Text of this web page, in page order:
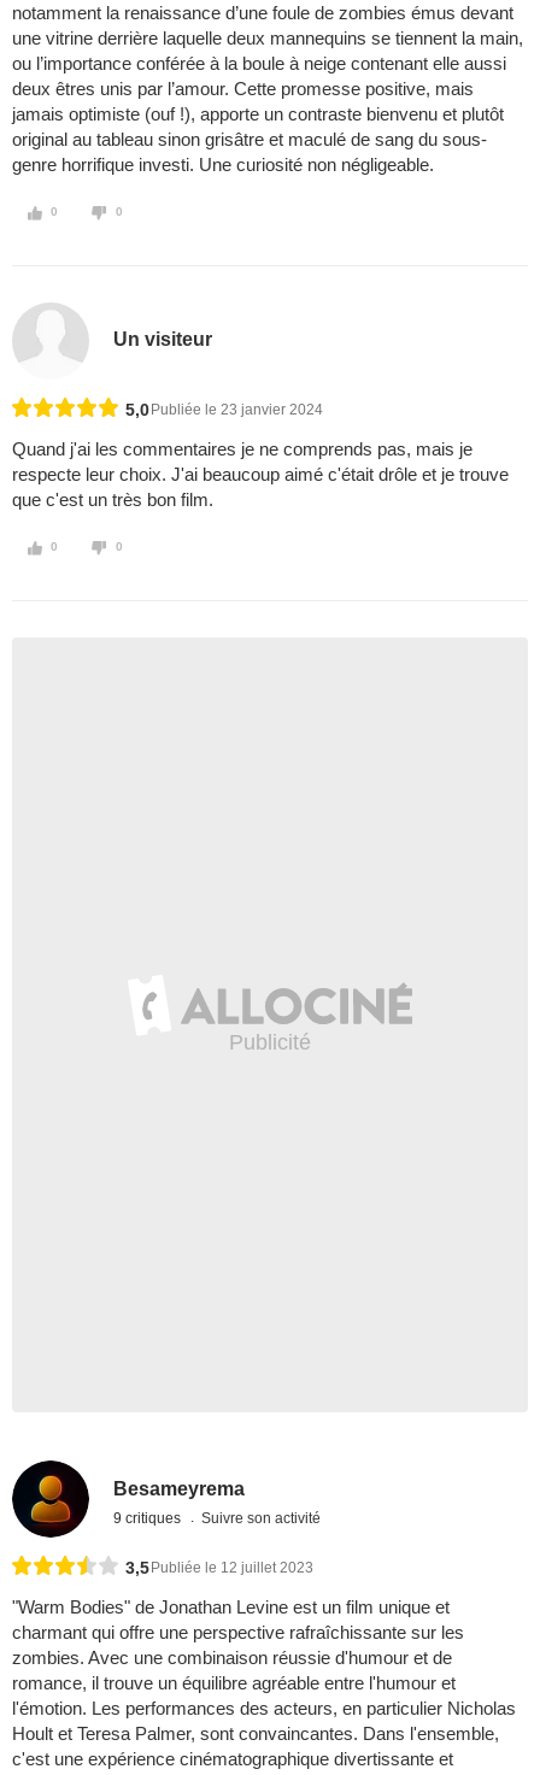
notamment la renaissance d’une foule de zombies émus devant
une vitrine derrière laquelle deux mannequins se tiennent la main,
ou l’importance conférée à la boule à neige contenant elle aussi
deux êtres unis par l’amour. Cette promesse positive, mais
jamais optimiste (ouf !), apporte un contraste bienvenu et plutôt
original au tableau sinon grisâtre et maculé de sang du sous-
genre horrifique investi. Une curiosité non négligeable.
0 0
Un visiteur
5,0 Publiée le 23 janvier 2024
Quand j'ai les commentaires je ne comprends pas, mais je
respecte leur choix. J'ai beaucoup aimé c'était drôle et je trouve
que c'est un très bon film.
0 0
Besameyrema
9 critiques Suivre son activité
3,5 Publiée le 12 juillet 2023
"Warm Bodies" de Jonathan Levine est un film unique et
charmant qui offre une perspective rafraîchissante sur les
zombies. Avec une combinaison réussie d'humour et de
romance, il trouve un équilibre agréable entre l'humour et
l'émotion. Les performances des acteurs, en particulier Nicholas
Hoult et Teresa Palmer, sont convaincantes. Dans l'ensemble,
c'est une expérience cinématographique divertissante et